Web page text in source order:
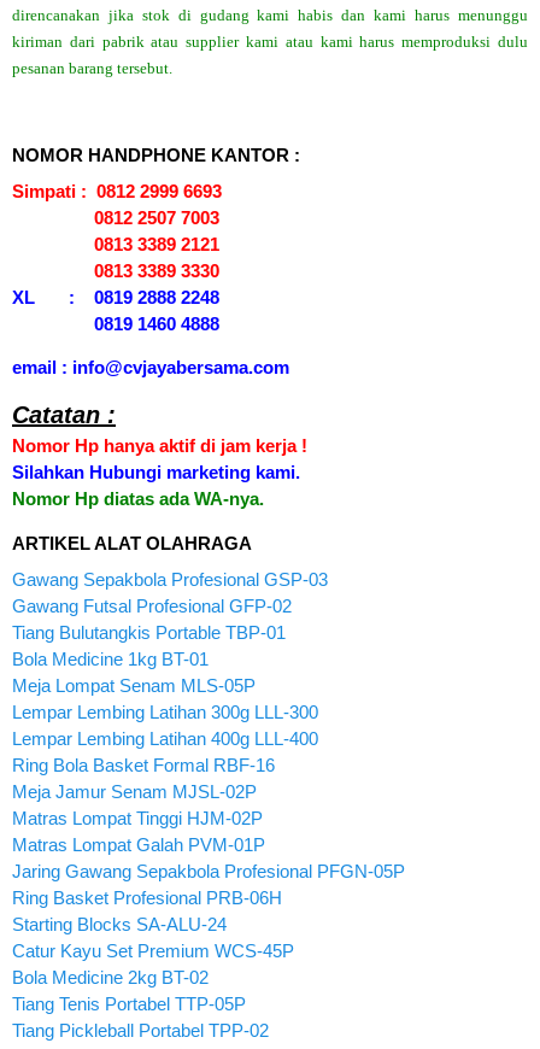
direncanakan jika stok di gudang kami habis dan kami harus menunggu
kiriman dari pabrik atau supplier kami atau kami harus memproduksi dulu
pesanan barang tersebut.
NOMOR HANDPHONE KANTOR :
Simpati : 0812 2999 6693
0812 2507 7003
0813 3389 2121
0813 3389 3330
XL : 0819 2888 2248
0819 1460 4888
email : info@cvjayabersama.com
Catatan :
Nomor Hp hanya aktif di jam kerja !
Silahkan Hubungi marketing kami.
Nomor Hp diatas ada WA-nya.
ARTIKEL ALAT OLAHRAGA
Gawang Sepakbola Profesional GSP-03
Gawang Futsal Profesional GFP-02
Tiang Bulutangkis Portable TBP-01
Bola Medicine 1kg BT-01
Meja Lompat Senam MLS-05P
Lempar Lembing Latihan 300g LLL-300
Lempar Lembing Latihan 400g LLL-400
Ring Bola Basket Formal RBF-16
Meja Jamur Senam MJSL-02P
Matras Lompat Tinggi HJM-02P
Matras Lompat Galah PVM-01P
Jaring Gawang Sepakbola Profesional PFGN-05P
Ring Basket Profesional PRB-06H
Starting Blocks SA-ALU-24
Catur Kayu Set Premium WCS-45P
Bola Medicine 2kg BT-02
Tiang Tenis Portabel TTP-05P
Tiang Pickleball Portabel TPP-02